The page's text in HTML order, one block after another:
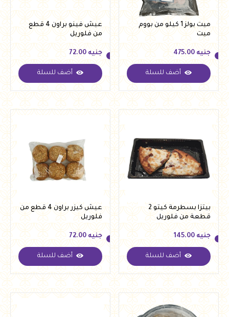
ميت بولز 1 كيلو من بووم
ميت
جنيه
جنيه 475.00
أضف للسلة
عيش فينو براون 4 قطع
من فلوريل
جنيه
جنيه 72.00
أضف للسلة
بيتزا بسطرمة كيتو 2
قطعة من فلوريل
جنيه
جنيه 145.00
أضف للسلة
عيش كيزر براون 4 قطع من
فلوريل
جنيه
جنيه 72.00
أضف للسلة